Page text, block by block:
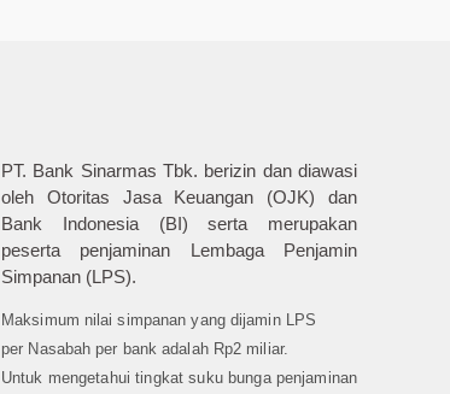
PT. Bank Sinarmas Tbk. berizin dan diawasi
oleh Otoritas Jasa Keuangan (OJK) dan
Bank Indonesia (BI) serta merupakan
peserta penjaminan Lembaga Penjamin
Simpanan (LPS).
Maksimum nilai simpanan yang dijamin LPS
per Nasabah per bank adalah Rp2 miliar.
Untuk mengetahui tingkat suku bunga penjaminan